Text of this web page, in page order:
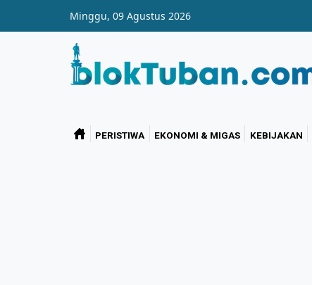
Minggu, 09 Agustus 2026
PERISTIWA EKONOMI & MIGAS KEBIJAKAN